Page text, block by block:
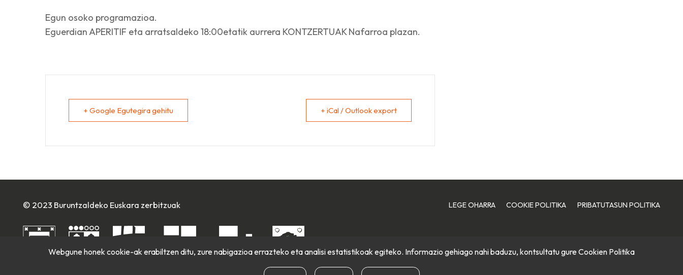
Egun osoko programazioa.
Eguerdian APERITIF eta arratsaldeko 18:00etatik aurrera KONTZERTUAK Nafarroa plazan.
+ Google Egutegira gehitu + iCal / Outlook export
© 2023 Buruntzaldeko Euskara zerbitzuak LEGE OHARRA COOKIE POLITIKA PRIBATUTASUN POLITIKA
Webgune honek cookie-ak erabiltzen ditu, zure nabigazioa errazteko eta analisi estatistikoak egiteko. Informazio gehiago nahi baduzu, kontsultatu gure Cookien Politika